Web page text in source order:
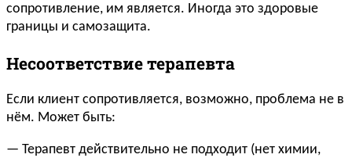
сопротивление, им является. Иногда это здоровые
границы и самозащита.
Несоответствие терапевта
Если клиент сопротивляется, возможно, проблема не в
нём. Может быть:
— Терапевт действительно не подходит (нет химии,